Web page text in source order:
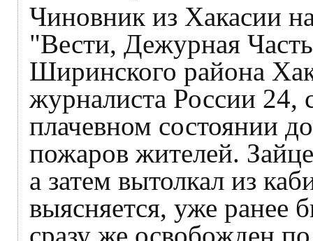
Чиновник из Хакасии
"Вести, Дежурная
Ширинского района
журналиста России 24,
плачевном состоянии
пожаров жителей.
а затем вытолкал из
выясняется, уже ранее
сразу же освобожден